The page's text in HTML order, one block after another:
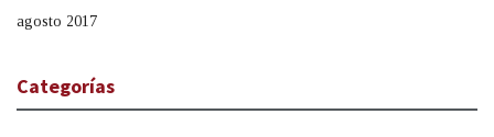
agosto 2017
Categorías